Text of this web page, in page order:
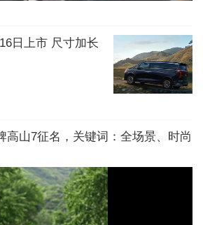
日上市 尺寸加长
高山7征名，关键词：全场景、时尚